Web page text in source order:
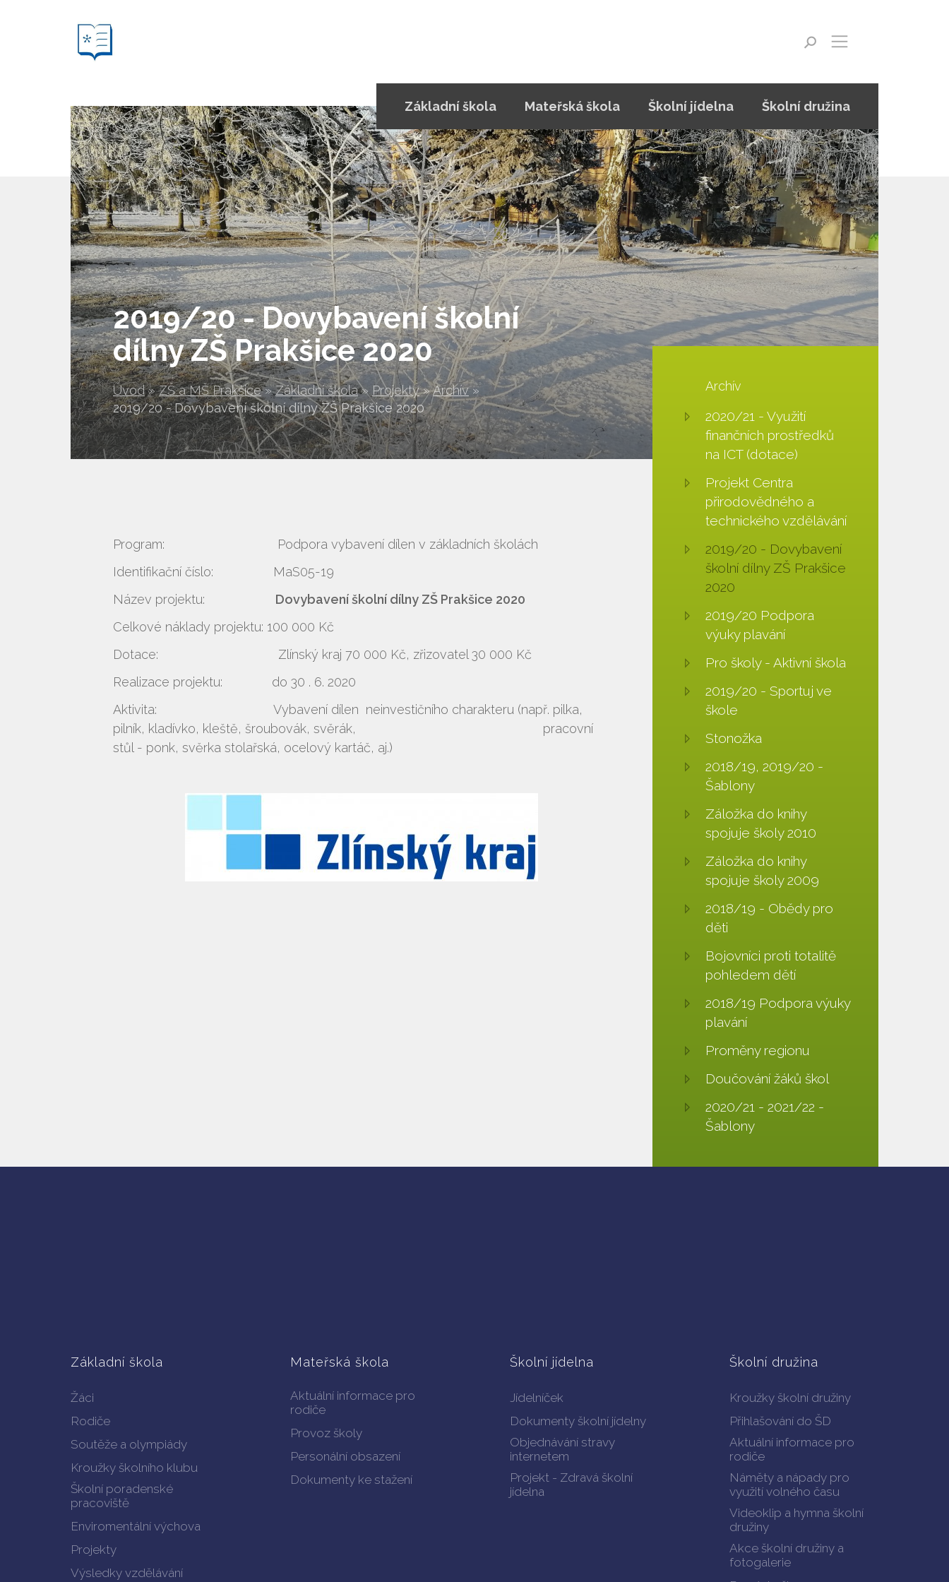
2019/20 - Dovybavení školní
dílny ZŠ Prakšice 2020
Úvod » ZŠ a MŠ Prakšice » Základní škola » Projekty »Archív »
2019/20 - Dovybavení školní dílny ZŠ Prakšice 2020
Základní škola Mateřská škola Školní jídelna Školní družina
Program: Podpora vybavení dílen v základních školách
Identifikační číslo: MaS05-19
Název projektu: Dovybavení školní dílny ZŠ Prakšice 2020
Celkové náklady projektu: 100 000 Kč
Dotace: Zlínský kraj 70 000 Kč, zřizovatel 30 000 Kč
Realizace projektu: do 30 . 6. 2020
Aktivita: Vybavení dílen neinvestičního charakteru (např. pilka,
pilník, kladívko, kleště, šroubovák, svěrák, pracovní
stůl - ponk, svěrka stolařská, ocelový kartáč, aj.)
Archív
2020/21 - Využití
finančních prostředků
na ICT (dotace)
Projekt Centra
přirodovědného a
technického vzdělávání
2019/20 - Dovybavení
školní dílny ZŠ Prakšice
2020
2019/20 Podpora
výuky plavání
Pro školy - Aktivní škola
2019/20 - Sportuj ve
škole
Stonožka
2018/19, 2019/20 -
Šablony
Záložka do knihy
spojuje školy 2010
Záložka do knihy
spojuje školy 2009
2018/19 - Obědy pro
děti
Bojovníci proti totalitě
pohledem dětí
2018/19 Podpora výuky
plavání
Proměny regionu
Doučování žáků škol
2020/21 - 2021/22 -
Šablony
Základní škola
Žáci
Rodiče
Soutěže a olympiády
Kroužky školního klubu
Školní poradenské
pracoviště
Enviromentální výchova
Projekty
Výsledky vzdělávání
Mateřská škola
Aktuální informace pro
rodiče
Provoz školy
Personální obsazení
Dokumenty ke stažení
Školní jídelna
Jídelníček
Dokumenty školní jídelny
Objednávání stravy
internetem
Projekt - Zdravá školní
jídelna
Školní družina
Kroužky školní družiny
Přihlašování do ŠD
Aktuální informace pro
rodiče
Náměty a nápady pro
využití volného času
Videoklip a hymna školní
družiny
Akce školní družiny a
fotogalerie